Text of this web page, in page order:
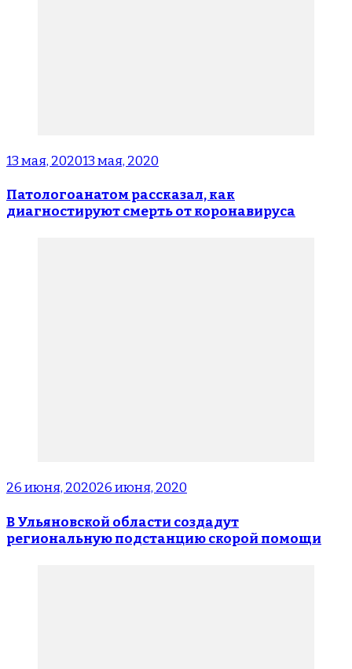
13 мая, 202013 мая, 2020
Патологоанатом рассказал, как
диагностируют смерть от коронавируса
26 июня, 202026 июня, 2020
В Ульяновской области создадут
региональную подстанцию скорой помощи